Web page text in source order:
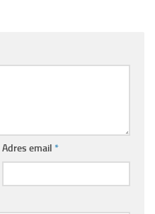
Adres email *